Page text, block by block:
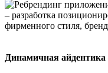
Динамичная